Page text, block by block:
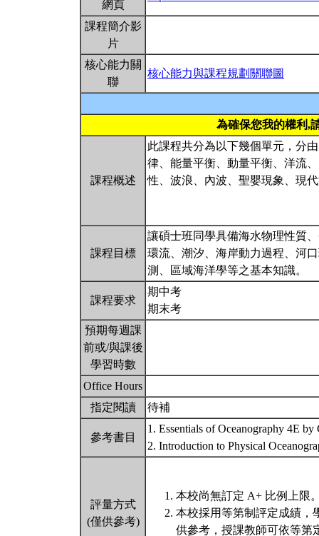
網頁
課程簡介影
片
核心能力關
聯
核心能力與課程規劃關聯圖
為確保您我的權利,
課程概述
此課程共分為以下幾個單元，分
律、能量平衡、動量平衡、洋流
性、波浪、內波、聖嬰現象、現
課程目標
讓碩士班同學具備海水物理性質
環流、潮汐、海岸動力過程、河
測、區域海洋學等之基本知識。
課程要求
期中考
期末考
預期每週課
前或/與課後
學習時數
Office Hours
指定閱讀
待補
參考書目
1. Essentials of Oceanography 4E by
2. Introduction to Physical
評量方式
(僅供參考)
本校尚無訂定 A+ 比例上限
本校採用等第制評定成績，
供參考，授課教師可依等第